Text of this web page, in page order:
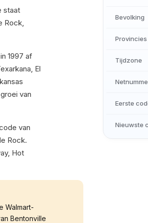
staat
Rock,
1997 af
El
van
van
Rock.
Hot
Walmart-
Bentonville
Bevolking
Provincies
Tijdzone
Eerste
Nieuwste